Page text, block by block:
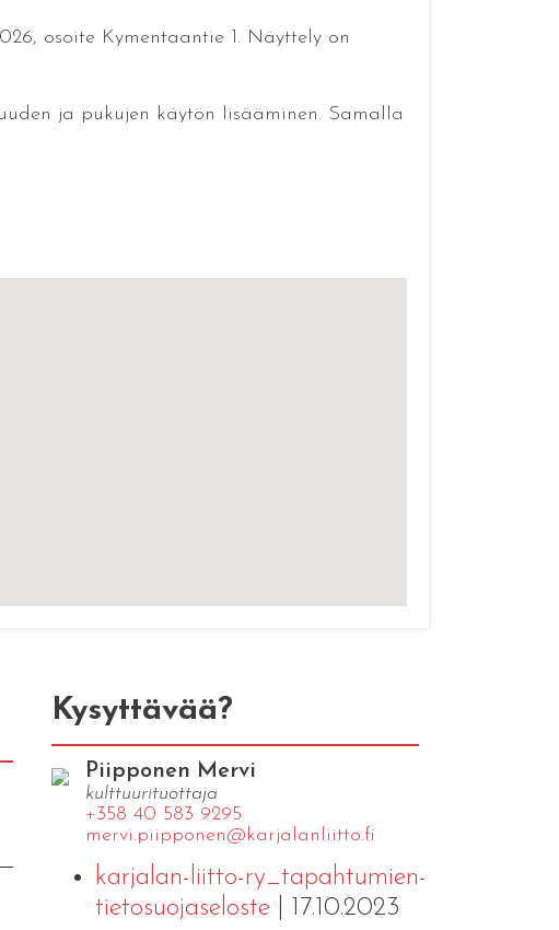
osoite Kymentaantie 1. Näyttely on
ja pukujen käytön lisääminen. Samalla
Kysyttävää?
Piipponen Mervi
kulttuurituottaja
+358 40 583 9295
mervi.​piipponen@​kar​jala​nlii​tto.​fi
karjalan-liitto-ry_tapahtumien-
tietosuojaseloste| 17.10.2023